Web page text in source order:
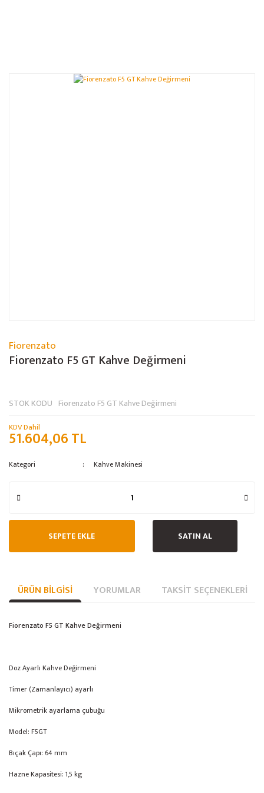
Fiorenzato
Fiorenzato F5 GT Kahve Değirmeni
STOK KODU Fiorenzato F5 GT Kahve Değirmeni
KDV Dahil
51.604,06 TL
Kategori Kahve Makinesi
SEPETE EKLE SATIN AL
ÜRÜN BILGISI YORUMLAR TAKSIT SEÇENEKLERI
Fiorenzato F5 GT Kahve Değirmeni
Doz Ayarlı Kahve Değirmeni
Timer (Zamanlayıcı) ayarlı
Mikrometrik ayarlama çubuğu
Model: F5GT
Bıçak Çapı: 64 mm
Hazne Kapasitesi: 1,5 kg